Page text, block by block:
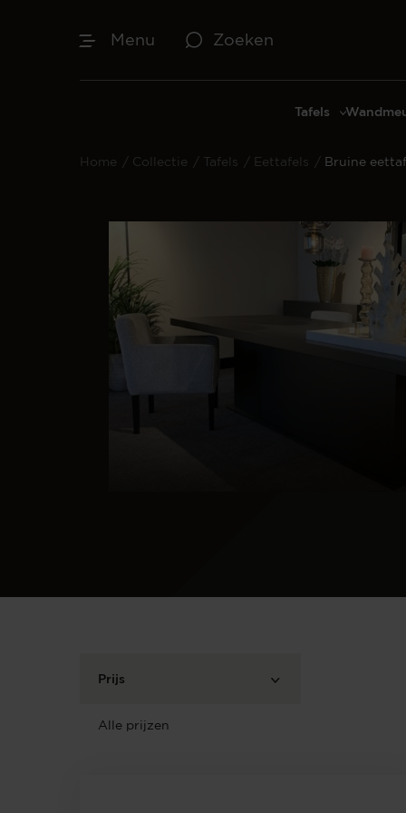
Menu Zoeken
Tafels
BijzettafelsTV-
TV-
Make-
Home / Collectie / Tafels / Eettafels / Bruine
Prijs
Alle prijzen